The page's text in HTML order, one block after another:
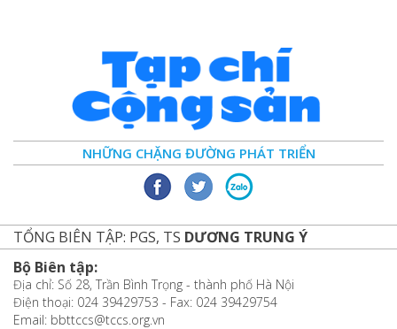
NHỮNG CHẶNG ĐƯỜNG PHÁT TRIỂN
TỔNG BIÊN TẬP: PGS, TS DƯƠNG TRUNG Ý
Bộ Biên tập:
Địa chỉ: Số 28, Trần Bình Trọng - thành phố Hà Nội
Điện thoại: 024 39429753 - Fax: 024 39429754
Email: bbttccs@tccs.org.vn